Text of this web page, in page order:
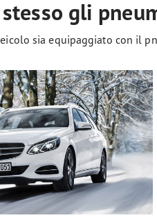
gli
sia equipaggiato con il